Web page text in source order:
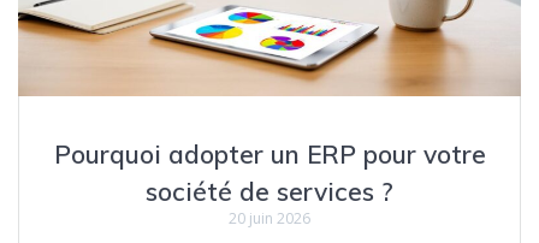
Pourquoi adopter un ERP pour votre
société de services ?
20 juin 2026